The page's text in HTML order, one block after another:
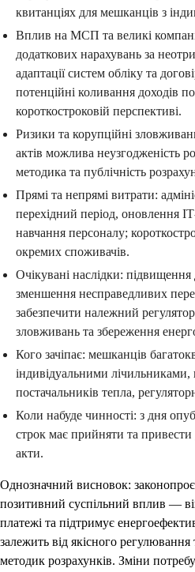
квитанціях для мешканців з
Вплив на МСП та великі
додаткових нарахувань за
адаптації систем обліку та
потенційні коливання доходів
короткостроковій перспективі.
Ризики та корупційні
актів можлива неузгодженість
методика та публічність
Прямі та непрямі витрати:
перехідний період, оновлення
навчання персоналу;
окремих споживачів.
Очікувані наслідки:
зменшення несправедливих
забезпечити належний
зловживань та збереження
Кого зачіпає: мешканців
індивідуальними
постачальників тепла,
Коли набуде чинності: з дня
строк має прийняти та привести
акти.
Однозначний висновок:
позитивний суспільний вплив —
платежі та підтримує
залежить від якісного регулювання
методик розрахунків. Зміни